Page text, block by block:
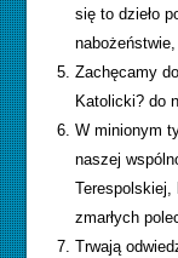
się to dzieło
Zachęcamy
Katolicki? do
W minionym
naszej
zmarłych
Trwają